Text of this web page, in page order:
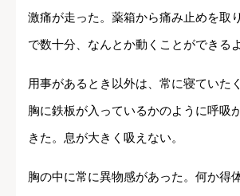
激痛が走った。薬箱から痛み止めを取
で数十分、なんとか動くことができる
用事があるとき以外は、常に寝ていた
胸に鉄板が入っているかのように呼吸
きた。息が大きく吸えない。
胸の中に常に異物感があった。何か得